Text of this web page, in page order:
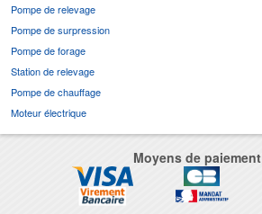
Pompe de relevage
Pompe de surpression
Pompe de forage
Station de relevage
Pompe de chauffage
Moteur électrique
Moyens de paiement